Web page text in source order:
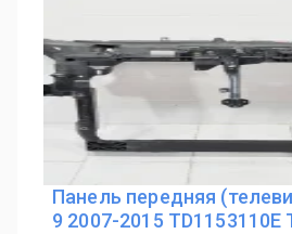
Панель передняя
9 2007-2015 TD1153110E